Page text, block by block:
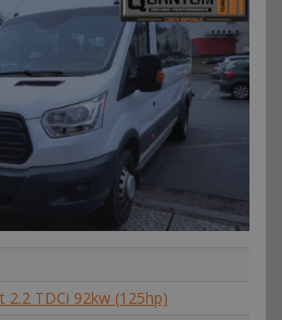
2.2 TDCi 92kw (125hp)